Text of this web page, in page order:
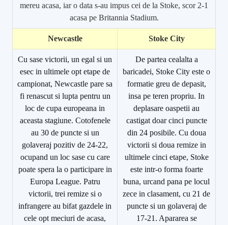
mereu acasa, iar o data s-au impus cei de la Stoke, scor 2-1
acasa pe Britannia Stadium.
Newcastle Stoke City
Cu sase victorii, un egal si un
esec in ultimele opt etape de
campionat, Newcastle pare sa
fi renascut si lupta pentru un
loc de cupa europeana in
aceasta stagiune. Cotofenele
au 30 de puncte si un
golaveraj pozitiv de 24-22,
ocupand un loc sase cu care
poate spera la o participare in
Europa League. Patru
victorii, trei remize si o
infrangere au bifat gazdele in
cele opt meciuri de acasa,
De partea cealalta a
baricadei, Stoke City este o
formatie greu de depasit,
insa pe teren propriu. In
deplasare oaspetii au
castigat doar cinci puncte
din 24 posibile. Cu doua
victorii si doua remize in
ultimele cinci etape, Stoke
este intr-o forma foarte
buna, urcand pana pe locul
zece in clasament, cu 21 de
puncte si un golaveraj de
17-21. Apararea se